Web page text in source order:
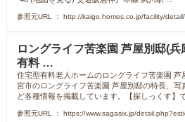
参照元URL ： http://kaigo.homes.co.jp/facility/
ロングライフ苦楽園 芦屋別邸(兵
有料 …
住宅型有料老人ホームのロングライフ苦楽園
宮市のロングライフ苦楽園 芦屋別邸の特長、写
ど各種情報を掲載しています。【探しっくす】
参照元URL ： https://www.sagasix.jp/